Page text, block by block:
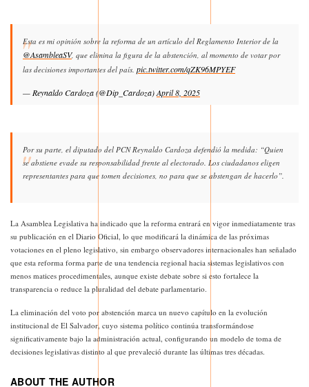
Esta es mi opinión sobre la reforma de un artículo del Reglamento Interior de la
@AsambleaSV, que elimina la figura de la abstención, al momento de votar por
las decisiones importantes del país. pic.twitter.com/qZK96MPYEF
— Reynaldo Cardoza (@Dip_Cardoza)April 8, 2025
Por su parte, el diputado del PCN Reynaldo Cardoza defendió la medida: “Quien
se abstiene evade su responsabilidad frente al electorado. Los ciudadanos eligen
representantes para que tomen decisiones, no para que se abstengan de hacerlo”.
La Asamblea Legislativa ha indicado que la reforma entrará en vigor inmediatamente tras
su publicación en el Diario Oficial, lo que modificará la dinámica de las próximas
votaciones en el pleno legislativo, sin embargo observadores internacionales han señalado
que esta reforma forma parte de una tendencia regional hacia sistemas legislativos con
menos matices procedimentales, aunque existe debate sobre si esto fortalece la
transparencia o reduce la pluralidad del debate parlamentario.
La eliminación del voto por abstención marca un nuevo capítulo en la evolución
institucional de El Salvador, cuyo sistema político continúa transformándose
significativamente bajo la administración actual, configurando un modelo de toma de
decisiones legislativas distinto al que prevaleció durante las últimas tres décadas.
ABOUT THE AUTHOR